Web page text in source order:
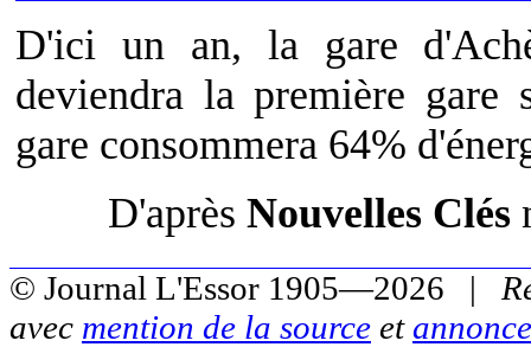
D'ici un an, la gare
deviendra la première gare
gare consommera 64%
D'après Nouvelles Clés
© Journal L'Essor 1905—2026 |
avec mention de la source et